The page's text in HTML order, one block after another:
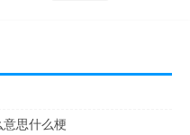
思什么梗